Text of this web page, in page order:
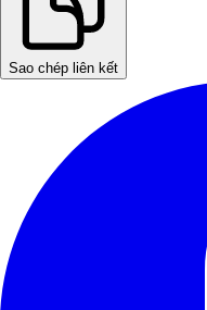
Sao chép liên kết